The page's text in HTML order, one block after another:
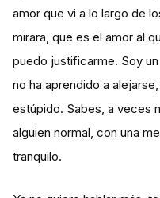
amor que vi a lo largo de
mirara, que es el amor al
puedo justificarme. Soy
no ha aprendido a
estúpido. Sabes, a veces
alguien normal, con una
tranquilo.